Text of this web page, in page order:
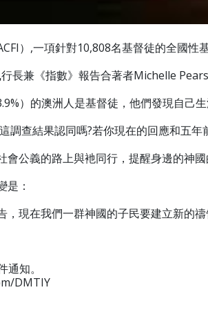
）,一項針對10,808名基督徒的全國
長兼《指數》報告合著者Michelle
）的澳洲人是基督徒，他們發現自
調查結果認同嗎?若你現在的回應和五
會公義的路上與衪同行，提醒身邊的神
是：
，現在我們一群神國的子民要建立新的
知。
DMTIY